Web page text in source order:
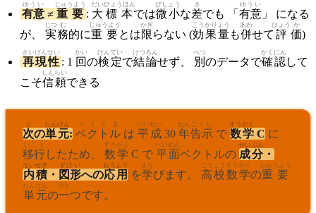
有意
ゆうい
≠ 重要
じゅうよう
: 大
だい
標本
ひょうほん
では微小
びしょう
な差
さ
でも 「 有意
ゆうい
」 になる
が、 実
じつ
務
む
的に重要
じゅうよう
とは限
かぎ
らない (効果量
こうかりょう
も併
あわ
せて 評
ひょう
価
か
)
再現
さいげん
性
せい
: 1 回
かい
の検定
けんてい
で結
けつ
論
ろん
せず、 別
べつ
のデータで確
かく
認
にん
して
こそ信
しん
頼
らい
できる
次
じ
の単
たん
元
げん
: ベクトル
べくとる
は 平成
へいせい
30 年
ねん
告示
こくじ
で 数学
すうがく
C に
移行
いこう
したため、 数学
すうがく
C で 平
へい
面
めん
ベクトルの 成分
せいぶん
・
内積
ないせき
・ 図形
ずけい
への応
おう
用
よう
を学
まな
びます。 高校
こうこう
数学
すうがく
の重要
じゅうよう
単元
たんげん
の一
ひと
つです。